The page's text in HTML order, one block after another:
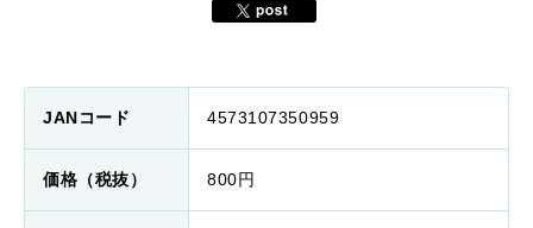
JANコード 4573107350959
価格（税抜） 800円